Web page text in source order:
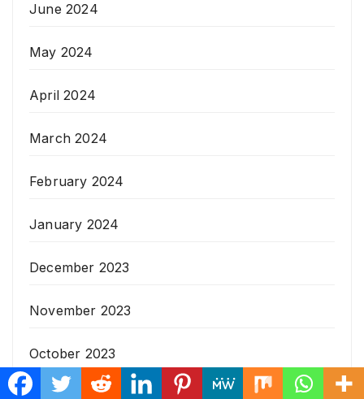
June 2024
May 2024
April 2024
March 2024
February 2024
January 2024
December 2023
November 2023
October 2023